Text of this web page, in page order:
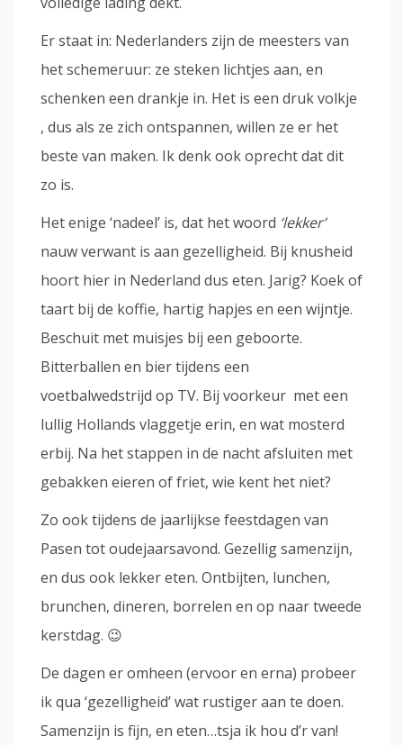
Er staat in: Nederlanders zijn de meesters van
het schemeruur: ze steken lichtjes aan, en
schenken een drankje in. Het is een druk volkje
, dus als ze zich ontspannen, willen ze er het
beste van maken. Ik denk ook oprecht dat dit
zo is.
Het enige ‘nadeel’ is, dat het woord ‘lekker’
nauw verwant is aan gezelligheid. Bij knusheid
hoort hier in Nederland dus eten. Jarig? Koek of
taart bij de koffie, hartig hapjes en een wijntje.
Beschuit met muisjes bij een geboorte.
Bitterballen en bier tijdens een
voetbalwedstrijd op TV. Bij voorkeur met een
lullig Hollands vlaggetje erin, en wat mosterd
erbij. Na het stappen in de nacht afsluiten met
gebakken eieren of friet, wie kent het niet?
Zo ook tijdens de jaarlijkse feestdagen van
Pasen tot oudejaarsavond. Gezellig samenzijn,
en dus ook lekker eten. Ontbijten, lunchen,
brunchen, dineren, borrelen en op naar tweede
kerstdag. 😉
De dagen er omheen (ervoor en erna) probeer
ik qua ‘gezelligheid’ wat rustiger aan te doen.
Samenzijn is fijn, en eten…tsja ik hou d’r van!